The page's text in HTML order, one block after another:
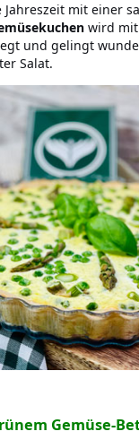
mit einer
wird mit
und gelingt
Salat.
Gemüse-